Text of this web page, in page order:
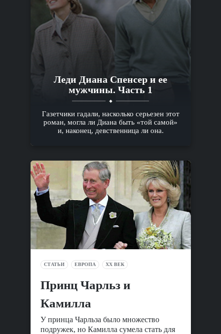
Леди Диана Спенсер и ее
мужчины. Часть 1
Газетчики гадали, насколько серьезен этот
роман, могла ли Диана быть «той самой»
и, наконец, девственница ли она.
СТАТЬИ ЕВРОПА XX ВЕК
Принц Чарльз и
Камилла
У принца Чарльза было множество
подружек, но Камилла сумела стать для